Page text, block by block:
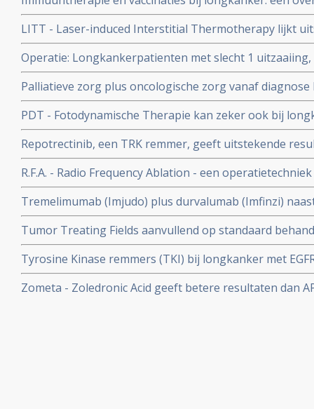
longkankerpatienten.
en artikelen en recente ontwikkelingen.
LITT - Laser-induced Interstitial Thermotherapy lijkt
longkanker met gebruikmaking van uiterst fijne
tumor voor tumor wordt aangepakt. Dus niet alles
Operatie: Longkankerpatienten met slecht 1
geopereerd moeten worden en zijn genezend te
analyse
Palliatieve zorg plus oncologische zorg vanaf
tot langere overleving, betere kwaliteit van leven,
psychosociale gesteldheid in vergelijking met alleen
PDT - Fotodynamische Therapie kan zeker ook bij
behandeling zijn
Repotrectinib, een TRK remmer, geeft uitstekende
gevorderde niet-kleincellige longkanker (Respons van
solide tumoren met een ROS1-fusie copy 1
R.F.A. - Radio Frequency Ablation - een
vernietigd door hitte via holle naalden is ook met
longkankertumoren.
Tremelimumab (Imjudo) plus durvalumab (Imfinzi)
chemotherapie verbetert ziekte progressievrije tijd en
met vergevorderde longkanker en krijgt goedkeuring
Tumor Treating Fields aanvullend op standaard
in vergeliking met alleen standaard behandeling bij
longkanker, bewijst fase 3 studie LUNAR
Tyrosine Kinase remmers (TKI) bij longkanker met
artikelen van verschillende TKI remmers.
Zometa - Zoledronic Acid geeft betere resultaten dan